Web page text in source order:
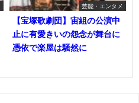
芸能・エンタメ
【宝塚歌劇団】宙組の公演中
止に有愛きいの怨念が舞台に
憑依で楽屋は騒然に